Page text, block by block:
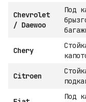
Chevrolet
/ Daewoo
Под
Chery
Citroen
Под